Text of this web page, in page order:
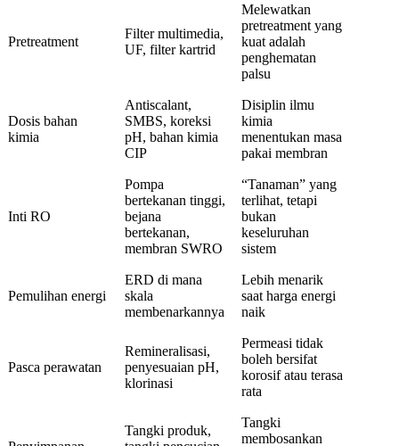
Pretreatment
Filter multimedia,
UF, filter kartrid
Melewatkan
pretreatment yang
kuat adalah
penghematan
palsu
Dosis bahan
kimia
Antiscalant,
SMBS, koreksi
pH, bahan kimia
CIP
Disiplin ilmu
kimia
menentukan masa
pakai membran
Inti RO
Pompa
bertekanan tinggi,
bejana
bertekanan,
membran SWRO
“Tanaman” yang
terlihat, tetapi
bukan
keseluruhan
sistem
Pemulihan energi
ERD di mana
skala
membenarkannya
Lebih menarik
saat harga energi
naik
Pasca perawatan
Remineralisasi,
penyesuaian pH,
klorinasi
Permeasi tidak
boleh bersifat
korosif atau terasa
rata
Tangki produk,
Tangki
membosankan